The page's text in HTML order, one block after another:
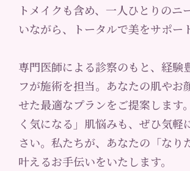
トメイクも含め、一人ひとりのニ
いながら、トータルで美をサポー
専門医師による診察のもと、経験
フが施術を担当。あなたの肌やお
せた最適なプランをご提案します
く気になる」肌悩みも、ぜひ気軽
さい。私たちが、あなたの「なり
叶えるお手伝いをいたします。